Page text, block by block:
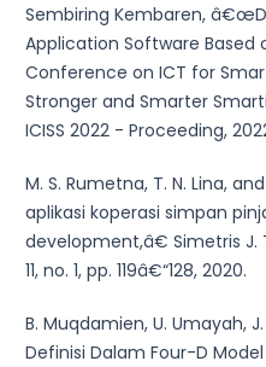
Sembiring Kembaren,
Application Software
Conference on ICT for
Stronger and Smarter
ICISS 2022 - Proceeding,
M. S. Rumetna, T. N. Lina,
aplikasi koperasi simpan
development,â€ Simetris J.
11, no. 1, pp. 119â€“128, 2020.
B. Muqdamien, U. Umayah,
Definisi Dalam Four-D